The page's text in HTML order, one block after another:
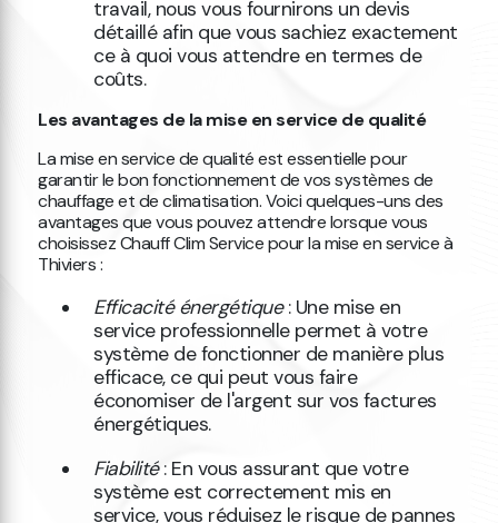
travail, nous vous fournirons un devis
détaillé afin que vous sachiez exactement
ce à quoi vous attendre en termes de
coûts.
Les avantages de la mise en service de qualité
La mise en service de qualité est essentielle pour
garantir le bon fonctionnement de vos systèmes de
chauffage et de climatisation. Voici quelques-uns des
avantages que vous pouvez attendre lorsque vous
choisissez Chauff Clim Service pour la mise en service à
Thiviers :
Efficacité énergétique: Une mise en
service professionnelle permet à votre
système de fonctionner de manière plus
efficace, ce qui peut vous faire
économiser de l'argent sur vos factures
énergétiques.
Fiabilité: En vous assurant que votre
système est correctement mis en
service, vous réduisez le risque de pannes